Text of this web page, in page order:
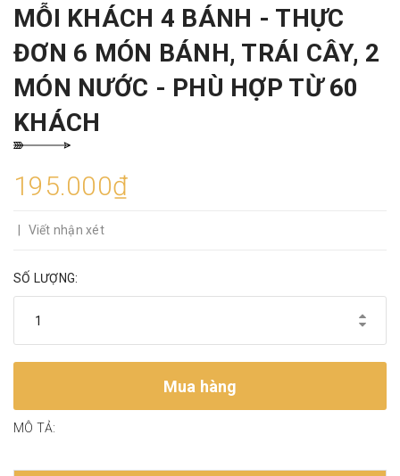
MỖI KHÁCH 4 BÁNH - THỰC
ĐƠN 6 MÓN BÁNH, TRÁI CÂY, 2
MÓN NƯỚC - PHÙ HỢP TỪ 60
KHÁCH
195.000₫
Viết nhận xét
SỐ LƯỢNG:
Mua hàng
MÔ TẢ: